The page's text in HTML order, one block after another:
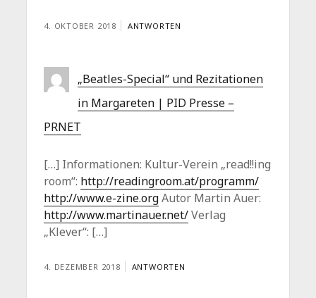
4. OKTOBER 2018 ANTWORTEN
„Beatles-Special“ und Rezitationen
in Margareten | PID Presse –
PRNET
[…] Informationen: Kultur-Verein „read!!ing
room“: http://readingroom.at/programm/
http://www.e-zine.orgAutor Martin Auer:
http://www.martinauer.net/Verlag
„Klever“: […]
4. DEZEMBER 2018 ANTWORTEN